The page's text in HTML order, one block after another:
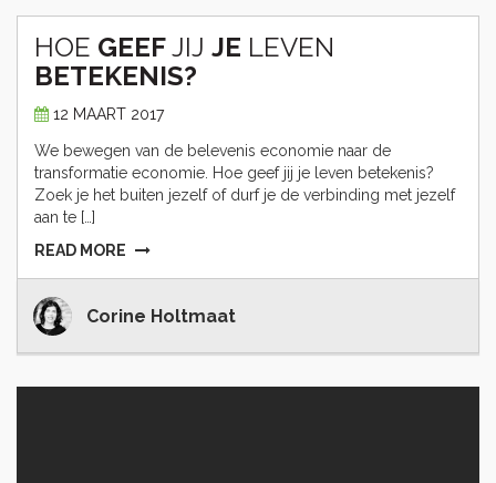
HOE GEEFJIJ JE LEVEN
BETEKENIS?
12 MAART 2017
We bewegen van de belevenis economie naar de
transformatie economie. Hoe geef jij je leven betekenis?
Zoek je het buiten jezelf of durf je de verbinding met jezelf
aan te […]
READ MORE
Corine Holtmaat